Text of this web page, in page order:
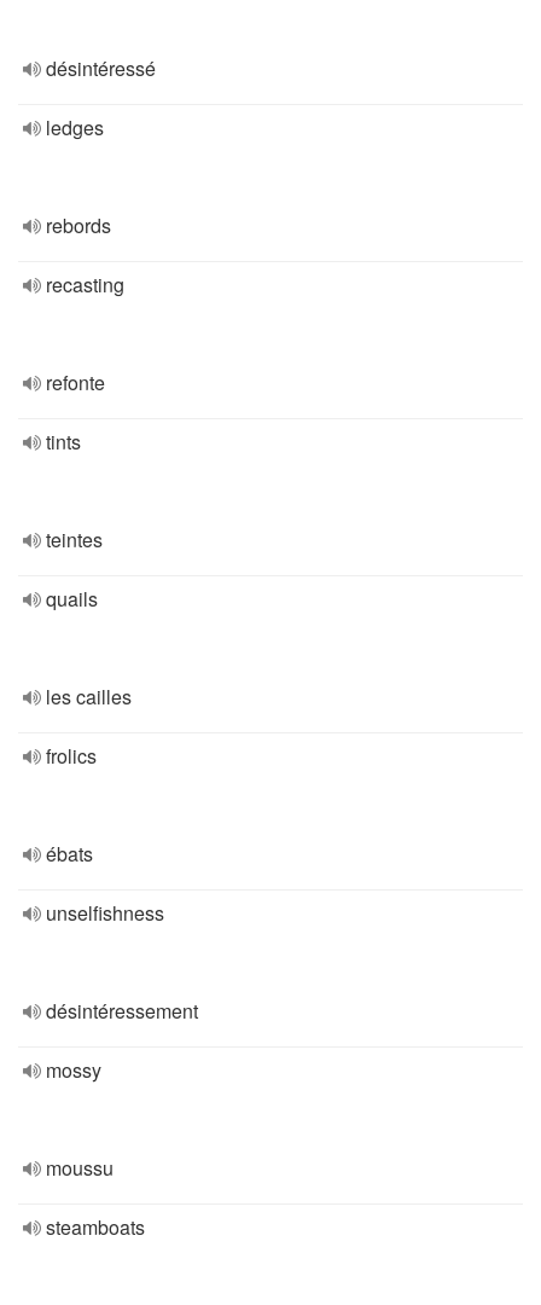
désintéressé
ledges
rebords
recasting
refonte
tints
teintes
quails
les cailles
frolics
ébats
unselfishness
désintéressement
mossy
moussu
steamboats